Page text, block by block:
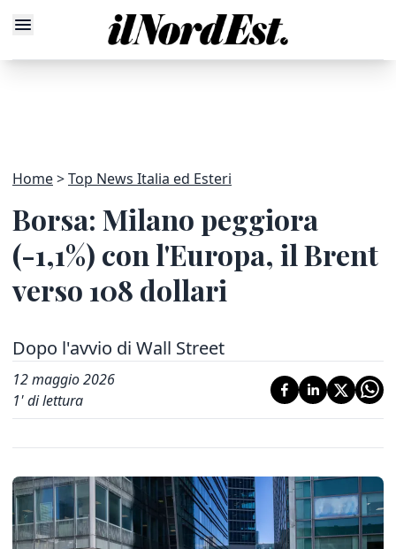
Home Top News Italia ed Esteri
Borsa: Milano peggiora
(-1,1%) con l'Europa, il Brent
verso 108 dollari
Dopo l'avvio di Wall Street
12 maggio 2026
1' di lettura